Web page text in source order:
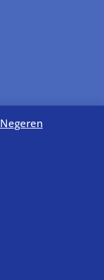
Negeren